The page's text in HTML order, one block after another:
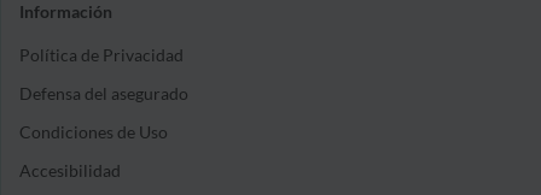
Información
Política de Privacidad
Defensa del asegurado
Condiciones de Uso
Accesibilidad